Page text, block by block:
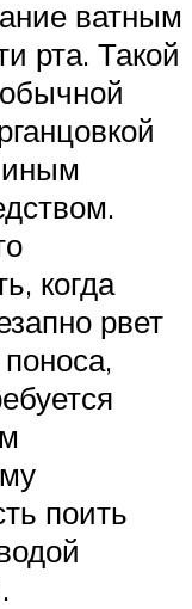
ватным
рта. Такой
иным
когда
рвет
поить